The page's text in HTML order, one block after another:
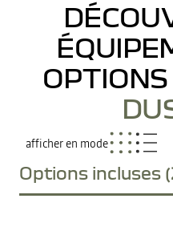
OPTIONS
afficher en mode
Options incluses